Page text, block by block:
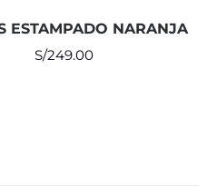
ESTAMPADO NARANJA
S/249.00